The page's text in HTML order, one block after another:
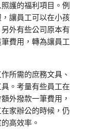
護的福利項目。例
讓員工可以在小孩
外有些公司原本有
費用，轉為讓員工
所需的庶務文具、
。考量有些員工在
外撥款一筆費用，
家辦公的時候，仍
高效率。